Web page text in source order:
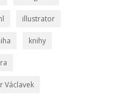
illustrator
knihy
Václavek